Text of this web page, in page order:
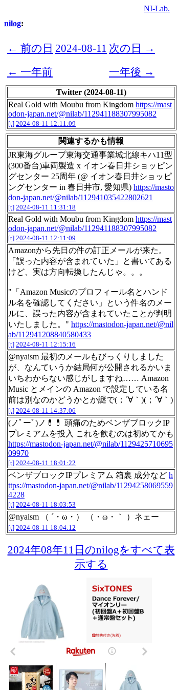
NI-Lab.
nilog:
← 前の日 2024-08-11 次の日 →
← 一年前
一年後 →
Twitter (2024-08-11)
Real Gold with Moubu from Kingdom https://mast
odon-japan.net/@nilab/112941188307995082
[t] 2024-08-11 12:11:09
関連するかも情報
JR東海グループ東海交通事業城北線キハ11型
(300番台)車両製造 x イオン春日井ショッピン
グセンター 25周年 (@ イオン春日井ショッピ
ングセンター in 春日井市, 愛知県) https://masto
don-japan.net/@nilab/112941035422802621
[t] 2024-08-11 11:31:18
Real Gold with Moubu from Kingdom https://mast
odon-japan.net/@nilab/112941188307995082
[t] 2024-08-11 12:11:09
Amazonから先日の件の訂正メールが来た。
「誤った内容が含まれていた」と書いてある
けど、実は方向転換したんじゃ。。。
"「Amazon Musicのプロフィール名とハンド
ル名を確認してください」という件名のメー
ルに、誤った内容が含まれていたことが判明
いたしました。" https://mastodon-japan.net/@nil
ab/112941208840580433
[t] 2024-08-11 12:15:16
@nyaism 最初のメールもびっくりしました
が、なんていうか結局何が公開されるかいま
いちわからない感じがしますね…… Amazon
Music とメインの Amazon で設定している名
前は別なのかどうかとか謎で(；´∀｀)(；´∀｀)
[t] 2024-08-11 14:37:06
(ノﾟーﾟ)ノ💊💊 頭痛のためベンザブロックIP
プレミアムを投入 これを飲むのは初めてかも
https://mastodon-japan.net/@nilab/1129425710695
09970
[t] 2024-08-11 18:01:22
ベンザブロックIPプレミアム 箱裏 成分など h
ttps://mastodon-japan.net/@nilab/11294258069559
4228
[t] 2024-08-11 18:03:53
@nyaism （ ´・ω・） （・ω・｀ ）ネェー
[t] 2024-08-11 18:04:12
2024年08年11日のnilogをすべて表
示する